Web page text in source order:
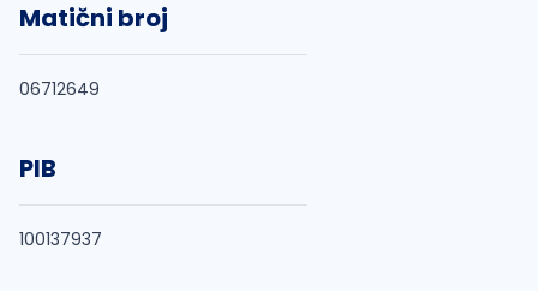
Matični broj
06712649
PIB
100137937